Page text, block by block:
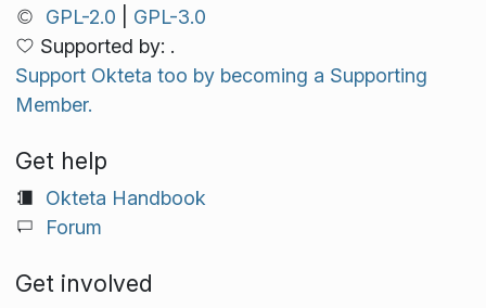
GPL-2.0
GPL-3.0
Supported by: .
Support Okteta too by becoming a Supporting
Member.
Get help
Okteta Handbook
Forum
Get involved